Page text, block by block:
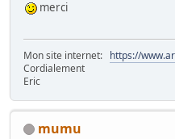
merci
Mon site internet: https://
Cordialement
Eric
mumu